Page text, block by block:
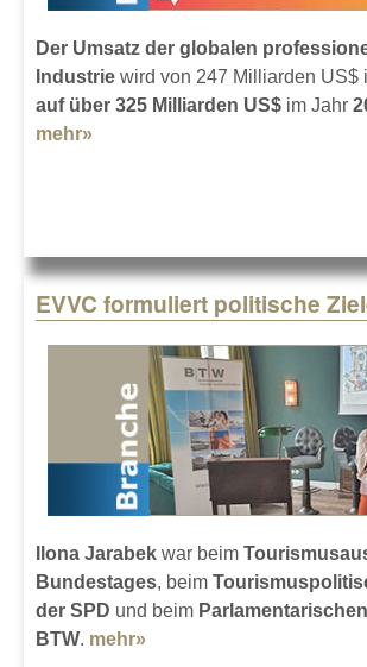
Der Umsatz der globalen
Industrie wird von 247 Milliarden US$
auf über 325 Milliarden US$ im Jahr
mehr»
EVVC formuliert politische
Ilona Jarabek war beim
Bundestages, beim
der SPD und beim
BTW. mehr»